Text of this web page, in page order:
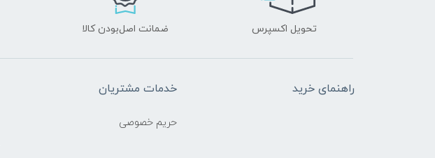
تحویل اکسپرس ضمانت اصل‌بودن کالا
راهنمای خرید خدمات مشتریان
حریم خصوصی